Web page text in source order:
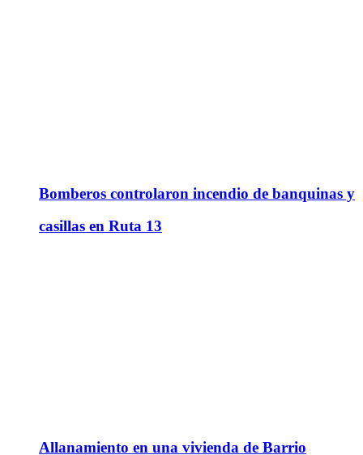
Bomberos controlaron incendio de banquinas y
casillas en Ruta 13
Allanamiento en una vivienda de Barrio